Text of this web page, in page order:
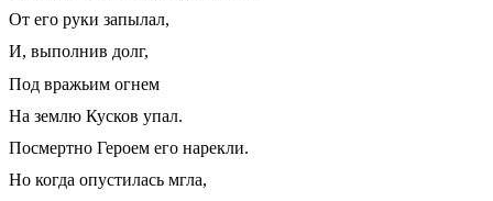
От его руки запылал,
И, выполнив долг,
Под вражьим огнем
На землю Кусков упал.
Посмертно Героем его нарекли.
Но когда опустилась мгла,